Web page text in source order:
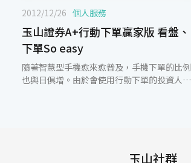
2012/12/26 個人服務
玉山證券A+行動下單贏家版 看盤、
下單So easy
隨著智慧型手機愈來愈普及，手機下單的比例
也與日俱增。由於會使用行動下單的投資人，
最新一代行動下單平台，推出「A+行動下單贏
玉山社群